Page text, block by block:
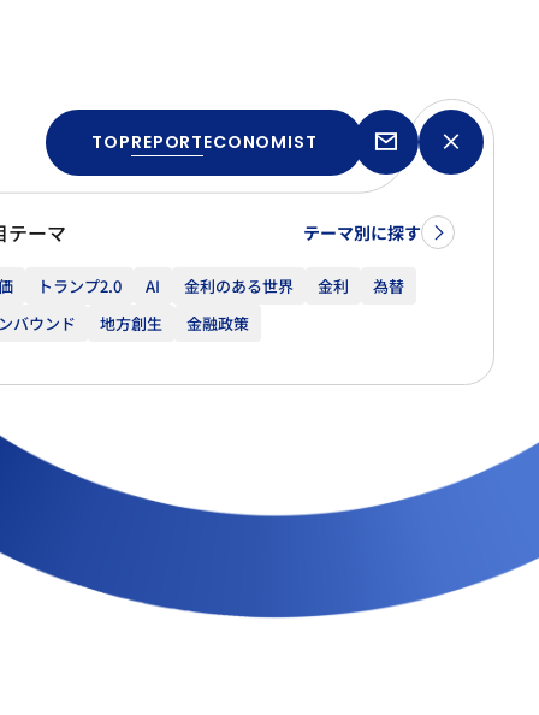
TOPREPORTECONOMIST
テーマ テーマ別に探す
トランプ2.0 AI 金利のある世界 金利
為替
バウンド
地方創生 金融政策